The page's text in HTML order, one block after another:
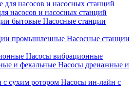
насосов и насосных станций
Насосные станции
Насосные станции
Насосы вибрационные
Насосы дренажные и
Насосы ин-лайн с